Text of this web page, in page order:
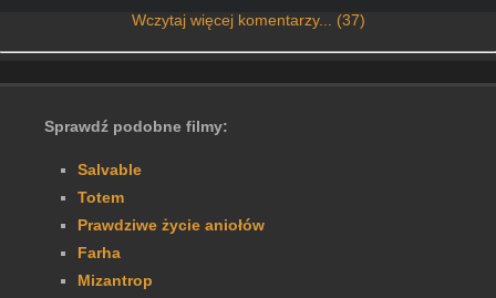
Wczytaj więcej komentarzy... (37)
Sprawdź podobne filmy:
Salvable
Totem
Prawdziwe życie aniołów
Farha
Mizantrop